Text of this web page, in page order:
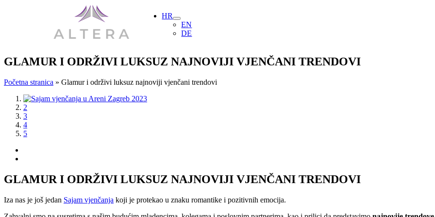
HR
EN
DE
GLAMUR I ODRŽIVI LUKSUZ NAJNOVIJI VJENČANI TRENDOVI
Početna stranica » Glamur i održivi luksuz najnoviji vjenčani trendovi
View
Larger
Image
1
2
3
4
5
GLAMUR I ODRŽIVI LUKSUZ NAJNOVIJI VJENČANI TRENDOVI
Iza nas je još jedan Sajam vjenčanja koji je protekao u znaku romantike i pozitivnih emocija.